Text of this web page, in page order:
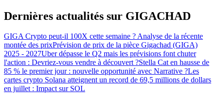
Dernières actualités sur GIGACHAD
GIGA Crypto peut-il 100X cette semaine ? Analyse de la récente
montée des prixPrévision de prix de la pièce Gigachad (GIGA)
2025 - 2027Uber dépasse le Q2 mais les prévisions font chuter
l'action : Devriez-vous vendre à découvert ?Stella Cat en hausse de
85 % le premier jour : nouvelle opportunité avec Narrative ?Les
cartes crypto Solana atteignent un record de 69,5 millions de dollars
en juillet : Impact sur SOL